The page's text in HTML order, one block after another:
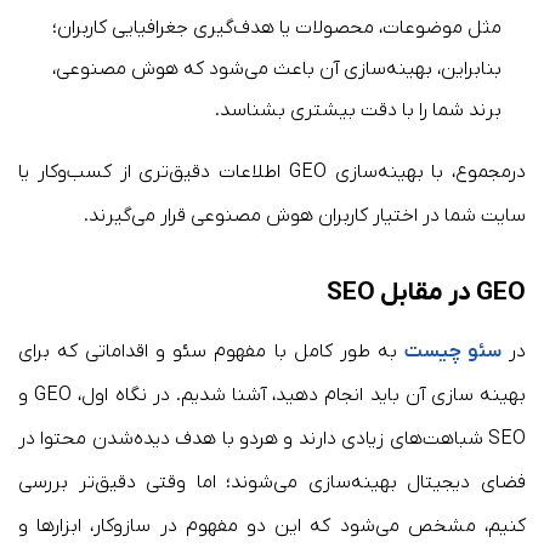
مثل موضوعات، محصولات یا هدف‌گیری جغرافیایی کاربران؛
بنابراین، بهینه‌سازی آن باعث می‌شود که هوش مصنوعی،
برند شما را با دقت بیشتری بشناسد.
درمجموع، با بهینه‌سازی GEO اطلاعات دقیق‌تری از کسب‌وکار یا
سایت شما در اختیار کاربران هوش مصنوعی قرار می‌گیرند.
GEO در مقابل SEO
درسئو چیست به طور کامل با مفهوم سئو و اقداماتی که برای
بهینه سازی آن باید انجام دهید، آشنا شدیم. در نگاه اول، GEO و
SEO شباهت‌های زیادی دارند و هردو با هدف دیده‌شدن محتوا در
فضای دیجیتال بهینه‌سازی می‌شوند؛ اما وقتی دقیق‌تر بررسی
کنیم، مشخص می‌شود که این دو مفهوم در سازوکار، ابزارها و